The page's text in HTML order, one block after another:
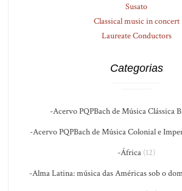
Susato
Classical music in concert
Laureate Conductors
Categorias
-Acervo PQPBach de Música Clássica
-Acervo PQPBach de Música Colonial e
-África (12)
-Alma Latina: música das Américas sob o